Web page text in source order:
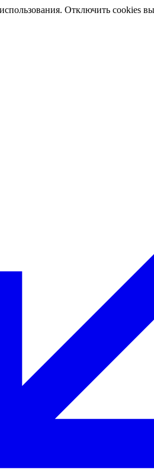
Отключить cookies